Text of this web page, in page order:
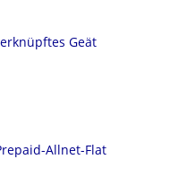
Geät
Allnet-Flat